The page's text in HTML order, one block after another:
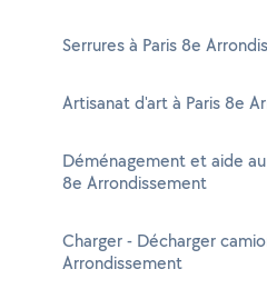
Serrures à Paris 8e
Artisanat d'art à Paris 8e
Déménagement et aide
8e Arrondissement
Charger - Décharger
Arrondissement